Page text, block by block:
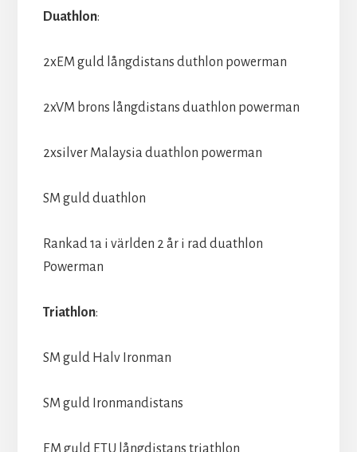
Duathlon:
2xEM guld långdistans duthlon powerman
2xVM brons långdistans duathlon powerman
2xsilver Malaysia duathlon powerman
SM guld duathlon
Rankad 1a i världen 2 år i rad duathlon
Powerman
Triathlon:
SM guld Halv Ironman
SM guld Ironmandistans
EM guld ETU långdistans triathlon